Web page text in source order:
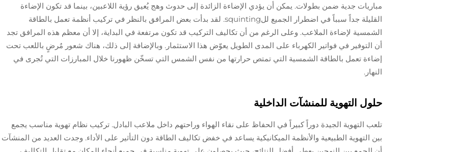
مباريات جدية ضمن بطولات. يمكن أن يؤدي الإضاءة الزائدة إلى حدوث وهج يُعيق رؤية اللاعبين، بينما قد تكون الإضاءة
القليلة جداً سبباً في اضطرار الجميع للsquinting. لقد بدأت بعض المرافق بالنظر في تركيب أنظمة تعمل بالطاقة
الشمسية لإضاءة الملاعب. وعلى الرغم من أن تكاليف التركيب قد تكون مرتفعة في البداية، إلا أن معظم هذه المرافق تجد
أن التوفير في فواتير الكهرباء على المدى الطويل يعوّض هذا الاستثمار. وبالإضافة إلى ذلك، هناك شعور مُرضٍ باللعب تحت
إضاءة تعمل بالطاقة الشمسية التي تمتص حرارتها من نفس الشمس التي تسخّن ظهورنا خلال المبارزات التي تُجرى في
النهار.
حلول التهوية للمنشآت الداخلية
تلعب التهوية الجيدة دوراً كبيراً في الحفاظ على نقاء الهواء وراحتهم داخل ملاعب البادل. تركيب نظام تهوية مناسب يجمع
بين التهوية الطبيعية والأنظمة الميكانيكية يساعد في خفض تكاليف الطاقة دون التأثير على الأداء. وجدت العديد من المنشآت